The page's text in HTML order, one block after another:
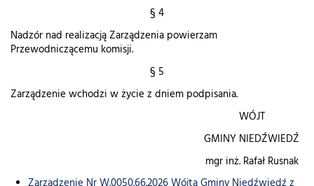
§ 4
Nadzór nad realizacją Zarządzenia powierzam
Przewodniczącemu komisji.
§ 5
Zarządzenie wchodzi w życie z dniem podpisania.
WÓJT
GMINY NIEDŹWIEDŹ
mgr inż. Rafał Rusnak